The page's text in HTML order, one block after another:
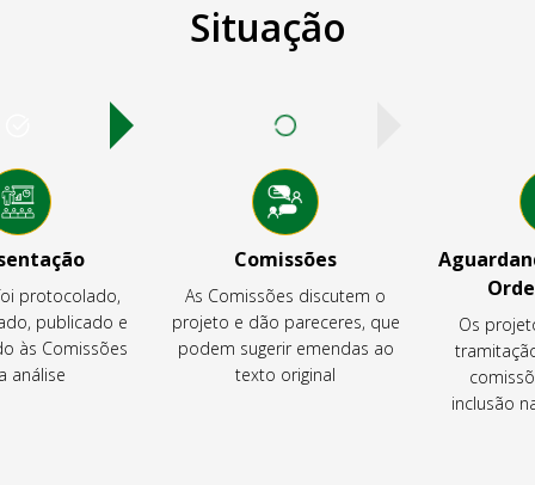
Situação
protocolado,
publicado e
às Comissões
análise
Comissões
As Comissões discutem o
projeto e dão pareceres, que
podem sugerir emendas ao
texto original
Os
inclusão